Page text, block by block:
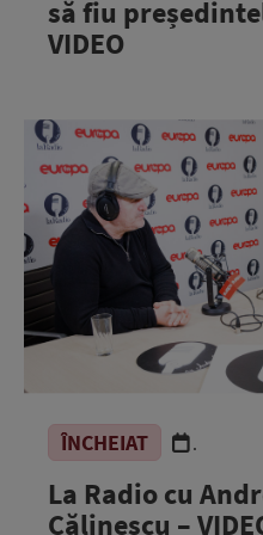
să fiu
VIDEO
ÎNCHEIAT .
La Radio cu
Călinescu –